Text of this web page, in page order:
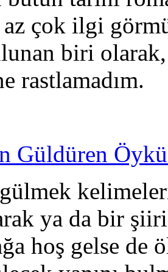
çok ilgi
biri
rastlamadım.
Güldüren
ya da bir
hoş gelse de